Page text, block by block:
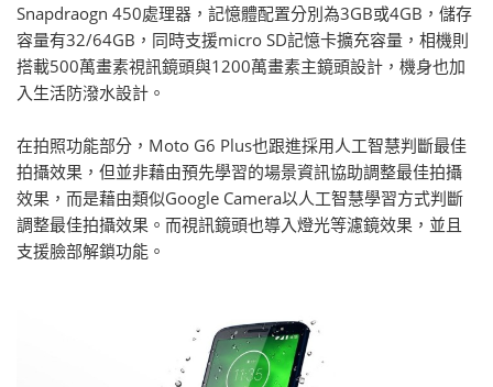
Snapdraogn 450處理器，記憶體配置分別為3GB或4GB，儲存
容量有32/64GB，同時支援micro SD記憶卡擴充容量，相機則
搭載500萬畫素視訊鏡頭與1200萬畫素主鏡頭設計，機身也加
入生活防潑水設計。
在拍照功能部分，Moto G6 Plus也跟進採用人工智慧判斷最佳
拍攝效果，但並非藉由預先學習的場景資訊協助調整最佳拍攝
效果，而是藉由類似Google Camera以人工智慧學習方式判斷
調整最佳拍攝效果。而視訊鏡頭也導入燈光等濾鏡效果，並且
支援臉部解鎖功能。